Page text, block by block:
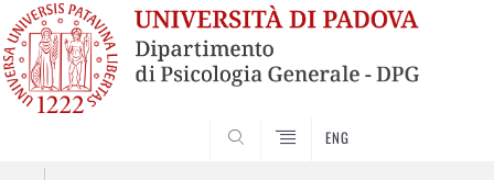
ENG